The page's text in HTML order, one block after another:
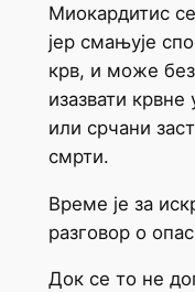
Миокардитис
јер смањује
крв, и може
изазвати
или срчани
смрти.
Време је за
разговор о
Док се то не